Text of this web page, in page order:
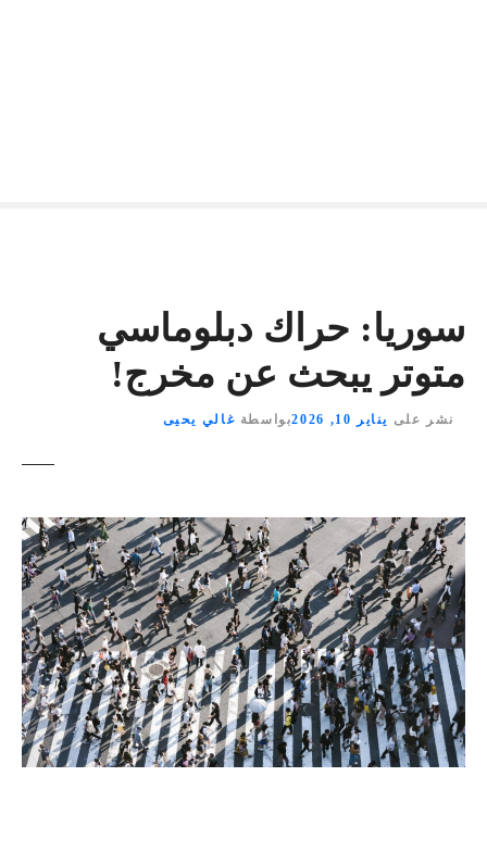
سوريا: حراك دبلوماسي
متوتر يبحث عن مخرج!
نشر على يناير 10, 2026 بواسطة غالي يحيى